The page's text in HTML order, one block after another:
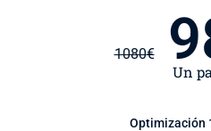
1080€
Un
Optimización